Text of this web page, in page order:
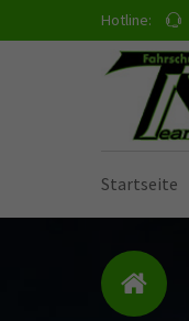
Hotline:
Startseite